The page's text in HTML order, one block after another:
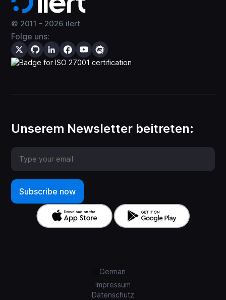
© 2011 - 2026 ilert
Folge uns:
Unserem Newsletter beitreten:
German
Impressum
Datenschutz